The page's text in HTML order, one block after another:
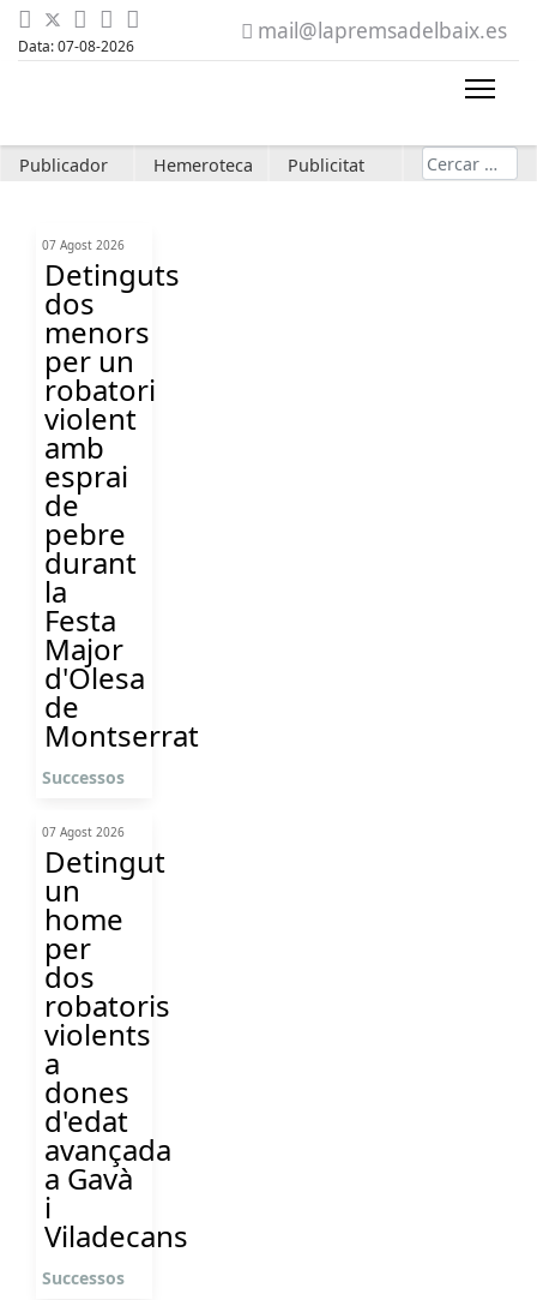
Data: 07-08-2026
mail@lapremsadelbaix.es
Publicador Hemeroteca Publicitat Cerca
07 Agost 2026
Detinguts
dos
menors
per un
robatori
violent
amb
esprai
de
pebre
durant
la
Festa
Major
d'Olesa
de
Montserrat
Successos
07 Agost 2026
Detingut
un
home
per
dos
robatoris
violents
a
dones
d'edat
avançada
a Gavà
i
Viladecans
Successos